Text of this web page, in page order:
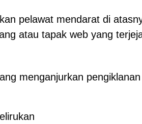
pelawat mendarat di
atau tapak web yang
menganjurkan pengiklanan